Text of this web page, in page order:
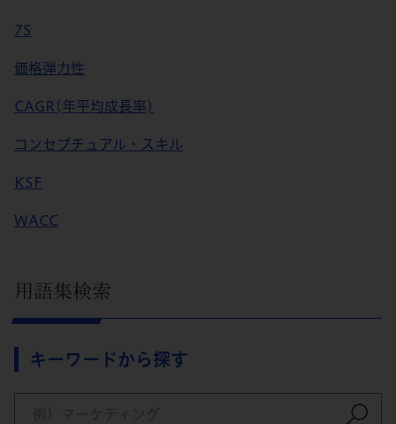
用語集検索
キーワードから探す
7S
価格弾力性
CAGR(年平均成長率)
コンセプチュアル・スキル
KSF
WACC